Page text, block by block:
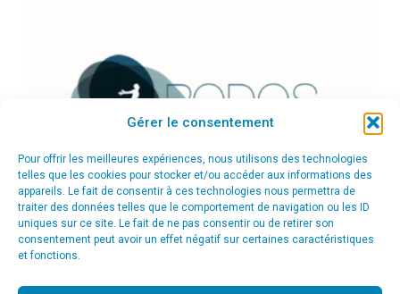
Gérer le consentement
Pour offrir les meilleures expériences, nous utilisons des technologies
telles que les cookies pour stocker et/ou accéder aux informations des
appareils. Le fait de consentir à ces technologies nous permettra de
traiter des données telles que le comportement de navigation ou les ID
uniques sur ce site. Le fait de ne pas consentir ou de retirer son
consentement peut avoir un effet négatif sur certaines caractéristiques
et fonctions.